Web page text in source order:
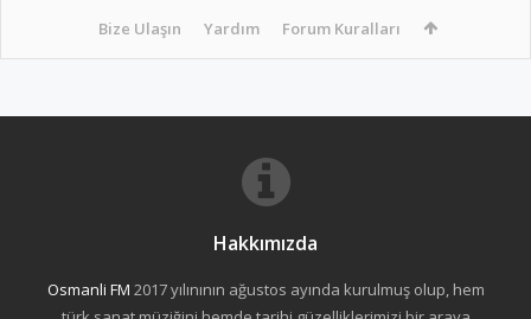
Bize Ulaşın Yardım Forum Kuralları
Hakkımızda
Osmanli FM 2017 yılınının ağustos ayında kurulmuş olup, hem